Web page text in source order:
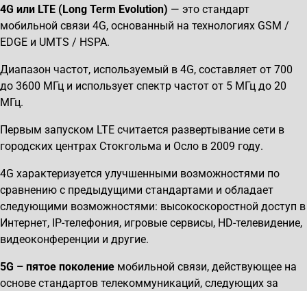
4G или LTE (Long Term Evolution) — это стандарт
мобильной связи 4G, основанный на технологиях GSM /
EDGE и UMTS / HSPA.
Диапазон частот, используемый в 4G, составляет от 700
до 3600 МГц и использует спектр частот от 5 МГц до 20
МГц.
Первым запуском LTE считается развертывание сети в
городских центрах Стокгольма и Осло в 2009 году.
4G характеризуется улучшенными возможностями по
сравнению с предыдущими стандартами и обладает
следующими возможностями: высокоскоростной доступ в
Интернет, IP-телефония, игровые сервисы, HD-телевидение,
видеоконференции и другие.
5G – пятое поколение мобильной связи, действующее на
основе стандартов телекоммуникаций, следующих за